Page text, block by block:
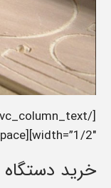
width=”1/2″][vc_empty_space][vc_column_text]
خرید